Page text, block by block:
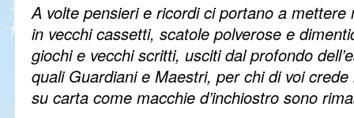
A volte pensieri e ricordi ci portano a
in vecchi cassetti, scatole polverose e
giochi e vecchi scritti, usciti dal profondo
quali Guardiani e Maestri, per chi di voi
su carta come macchie d’inchiostro sono